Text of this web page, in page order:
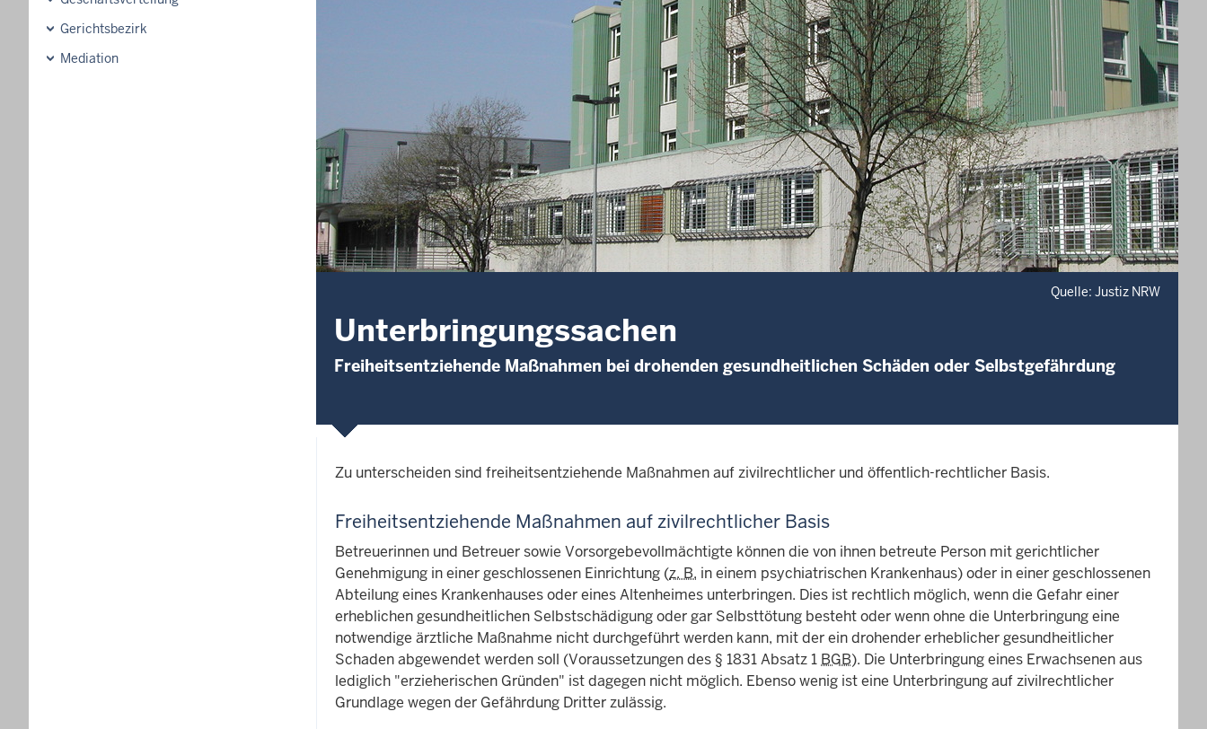
Gerichtsbezirk
Mediation
Quelle: Justiz NRW
Unterbringungssachen
Freiheitsentziehende Maßnahmen bei drohenden gesundheitlichen Schäden oder Selbstgefährdung
Zu unterscheiden sind freiheitsentziehende Maßnahmen auf zivilrechtlicher und öffentlich-rechtlicher Basis.
Freiheitsentziehende Maßnahmen auf zivilrechtlicher Basis
Betreuerinnen und Betreuer sowie Vorsorgebevollmächtigte können die von ihnen betreute Person mit gerichtlicher
Genehmigung in einer geschlossenen Einrichtung (z. B. in einem psychiatrischen Krankenhaus) oder in einer geschlossenen
Abteilung eines Krankenhauses oder eines Altenheimes unterbringen. Dies ist rechtlich möglich, wenn die Gefahr einer
erheblichen gesundheitlichen Selbstschädigung oder gar Selbsttötung besteht oder wenn ohne die Unterbringung eine
notwendige ärztliche Maßnahme nicht durchgeführt werden kann, mit der ein drohender erheblicher gesundheitlicher
Schaden abgewendet werden soll (Voraussetzungen des § 1831 Absatz 1 BGB). Die Unterbringung eines Erwachsenen aus
lediglich "erzieherischen Gründen" ist dagegen nicht möglich. Ebenso wenig ist eine Unterbringung auf zivilrechtlicher
Grundlage wegen der Gefährdung Dritter zulässig.